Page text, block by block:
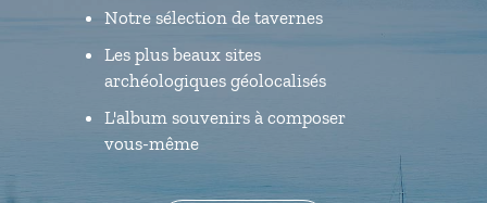
Notre sélection de tavernes
Les plus beaux sites
archéologiques géolocalisés
L'album souvenirs à composer
vous-même